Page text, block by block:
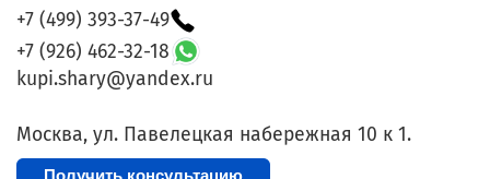
+7 (499) 393-37-49
+7 (926) 462-32-18
kupi.shary@yandex.ru
Москва, ул. Павелецкая набережная 10 к 1.